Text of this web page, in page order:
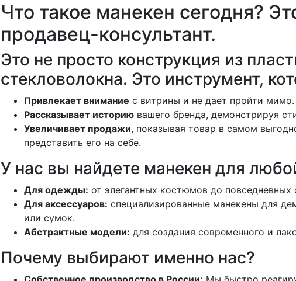
Что такое манекен сегодня?
продавец-консультант.
Это не просто конструкция из
стекловолокна. Это инструмент,
Привлекает внимание с витрины и не дает пройти мимо.
Рассказывает историю вашего бренда, демонстрируя
Увеличивает продажи, показывая товар в самом
представить его на себе.
У нас вы найдете манекен для
Для одежды: от элегантных костюмов до повседневных
Для аксессуаров: специализированные манекены для
или сумок.
Абстрактные модели: для создания современного и
Почему выбирают именно нас?